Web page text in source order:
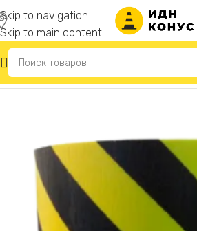
Skip to navigation
Skip to main content
Главная Резиновые отбойники для стен